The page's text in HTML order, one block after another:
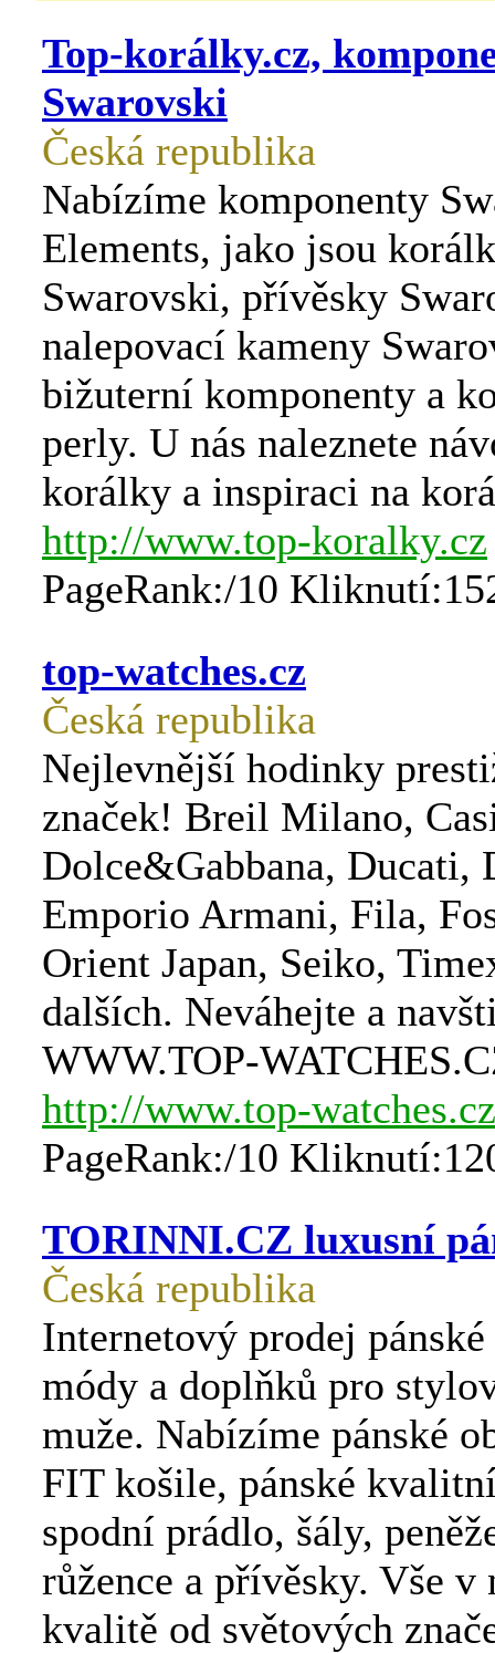
Top-korálky.cz,
Swarovski
Česká republika
Nabízíme komponenty
Elements, jako jsou
Swarovski, přívěsky
nalepovací kameny
bižuterní komponenty a
perly. U nás naleznete
korálky a inspiraci na
http://www.top-koralky.cz
PageRank:/10
top-watches.cz
Česká republika
Nejlevnější hodinky
značek! Breil Milano,
Dolce&Gabbana, Ducati,
Emporio Armani, Fila,
Orient Japan, Seiko,
dalších. Neváhejte a
WWW.TOP-
http://www.top-watches.cz
PageRank:/10
TORINNI.CZ luxusní
Česká republika
Internetový prodej
módy a doplňků pro
muže. Nabízíme pánské
FIT košile, pánské
spodní prádlo, šály,
růžence a přívěsky. Vše v
kvalitě od světových